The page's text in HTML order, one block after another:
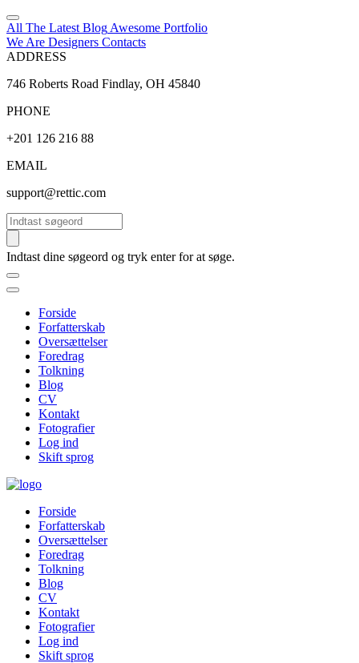
All The Latest Blog Awesome Portfolio
We Are Designers Contacts
ADDRESS
746 Roberts Road Findlay, OH 45840
PHONE
+201 126 216 88
EMAIL
support@rettic.com
Søg
Indtast dine søgeord og tryk enter for at søge.
Forside
Forfatterskab
Oversættelser
Foredrag
Tolkning
Blog
CV
Kontakt
Fotografier
Log ind
Skift sprog
Forside
Forfatterskab
Oversættelser
Foredrag
Tolkning
Blog
CV
Kontakt
Fotografier
Log ind
Skift sprog